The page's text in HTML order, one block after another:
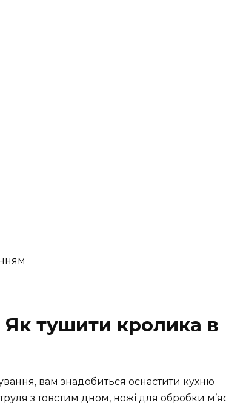
тушити кролика в
вам знадобиться оснастити кухню
з товстим дном, ножі для обробки